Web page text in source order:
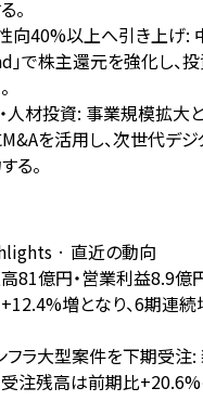
。
向40%以上へ引き上げ:
」で株主還元を強化し、
人材投資: 事業規模拡大
を活用し、次世代デ
る。
· 直近の動向
81億円・営業利益8.9億
増となり、6期連
フラ大型案件を下期受注
受注残高は前期比